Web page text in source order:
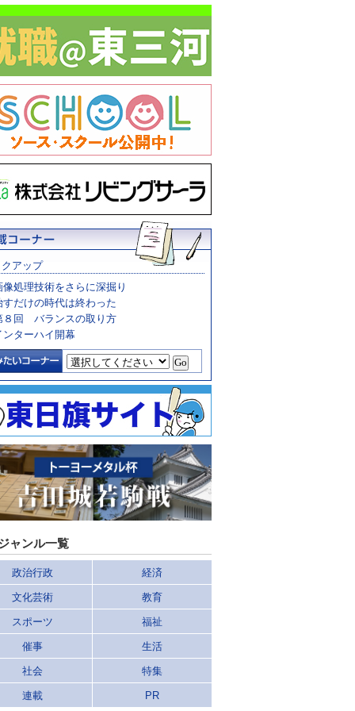
アップ
像処理技術をさらに深掘り
すだけの時代は終わった
８回 バランスの取り方
ンターハイ開幕
ャンル一覧
政治行政 経済
文化芸術 教育
スポーツ 福祉
催事 生活
社会 特集
連載 PR